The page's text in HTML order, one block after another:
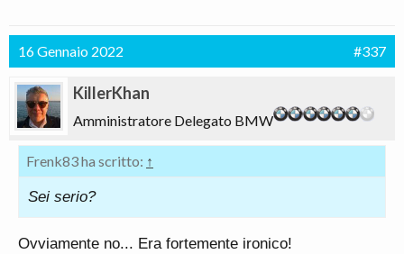
16 Gennaio 2022 #337
KillerKhan
Amministratore Delegato BMW
Frenk83 ha scritto: ↑
Sei serio?
Ovviamente no... Era fortemente ironico!